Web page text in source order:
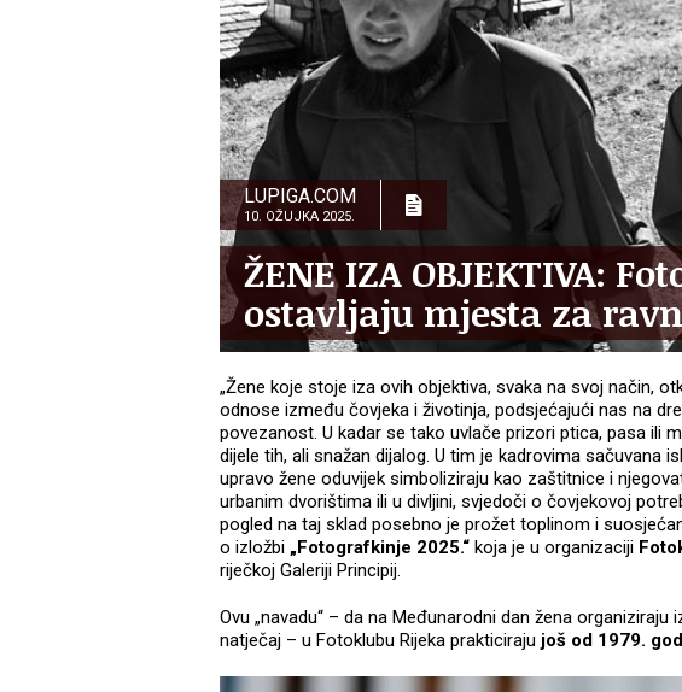
LUPIGA.COM
10. OŽUJKA 2025.
ŽENE IZA OBJEKTIVA:
ostavljaju mjesta za
„Žene koje stoje iza ovih objektiva, svaka na svoj način,
odnose između čovjeka i životinja, podsjećajući nas na
povezanost. U kadar se tako uvlače prizori ptica, pasa ili
dijele tih, ali snažan dijalog. U tim je kadrovima sačuvana
upravo žene oduvijek simboliziraju kao zaštitnice i
urbanim dvorištima ili u divljini, svjedoči o čovjekovoj
pogled na taj sklad posebno je prožet toplinom i
o izložbi „Fotografkinje 2025.“ koja je u organizaciji
riječkoj Galeriji Principij.
Ovu „navadu“ – da na Međunarodni dan žena
natječaj – u Fotoklubu Rijeka prakticiraju još od 1979.